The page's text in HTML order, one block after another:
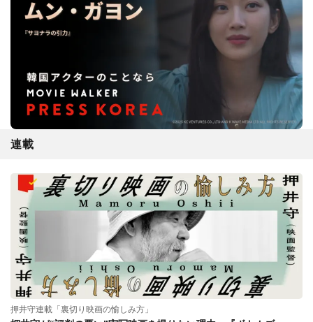
連載
押井守連載「裏切り映画の愉しみ方」